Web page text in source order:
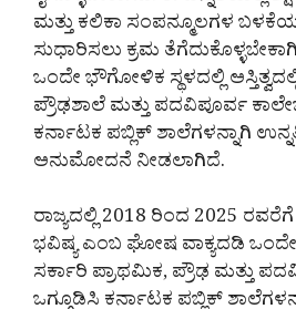
ಮತ್ತು ಕಲಿಕಾ ಸಂಪನ್ಮೂಲಗಳ
ಸುಧಾರಿಸಲು ಕ್ರಮ
ಒಂದೇ ಭೌಗೋಳಿಕ ಸ್ಥಳದಲ್ಲಿ
ಪ್ರೌಢಶಾಲೆ ಮತ್ತು ಪದವಿಪೂರ್ವ
ಕರ್ನಾಟಕ ಪಬ್ಲಿಕ್ ಶಾಲೆಗಳನ್ನಾಗಿ
ಅನುಮೋದನೆ ನೀಡಲಾಗಿದೆ.
ರಾಜ್ಯದಲ್ಲಿ 2018 ರಿಂದ 2025
ಭವಿಷ್ಯ ಎಂಬ ಘೋಷ ವಾಕ್ಯದಡಿ
ಸರ್ಕಾರಿ ಪ್ರಾಥಮಿಕ, ಪ್ರೌಢ ಮತ್ತು
ಒಗ್ಗೂಡಿಸಿ ಕರ್ನಾಟಕ ಪಬ್ಲಿಕ್